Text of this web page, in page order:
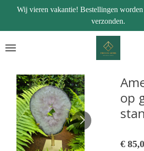
naar
de
Wij vieren vakantie! Bestellingen worden
verzonden.
op
€